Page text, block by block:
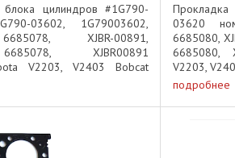
цилиндров #1G790-
03602, 1G79003602,
XJBR-00891,
XJBR00891
V2203, V2403 Bobcat
335, 337, 341, 430, 435,
03620
6685080,
6685080,
V2203,
337, 341,
подробнее